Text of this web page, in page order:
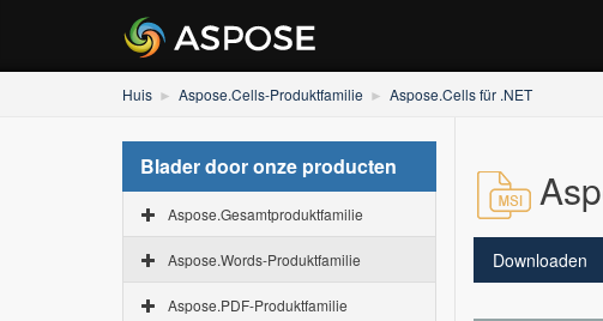
Huis Aspose.Cells-Produktfamilie Aspose.Cells für .NET
Blader door onze producten
Aspose.Gesamtproduktfamilie
Aspose.Words-Produktfamilie
Aspose.PDF-Produktfamilie
Downloaden